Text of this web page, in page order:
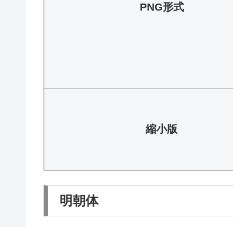
PNG形式
縮小版
明朝体